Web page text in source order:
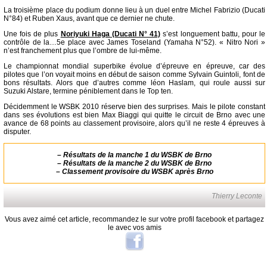
La troisième place du podium donne lieu à un duel entre Michel Fabrizio (Ducati
N°84) et Ruben Xaus, avant que ce dernier ne chute.
Une fois de plus Noriyuki Haga (Ducati N° 41) s’est longuement battu, pour le
contrôle de la…5e place avec James Toseland (Yamaha N°52). « Nitro Nori »
n’est franchement plus que l’ombre de lui-même.
Le championnat mondial superbike évolue d’épreuve en épreuve, car des
pilotes que l’on voyait moins en début de saison comme Sylvain Guintoli, font de
bons résultats. Alors que d’autres comme léon Haslam, qui roule aussi sur
Suzuki Alstare, termine péniblement dans le Top ten.
Décidemment le WSBK 2010 réserve bien des surprises. Mais le pilote constant
dans ses évolutions est bien Max Biaggi qui quitte le circuit de Brno avec une
avance de 68 points au classement provisoire, alors qu’il ne reste 4 épreuves à
disputer.
– Résultats de la manche 1 du WSBK de Brno
– Résultats de la manche 2 du WSBK de Brno
– Classement provisoire du WSBK après Brno
Thierry Leconte
Vous avez aimé cet article, recommandez le sur votre profil facebook et partagez
le avec vos amis